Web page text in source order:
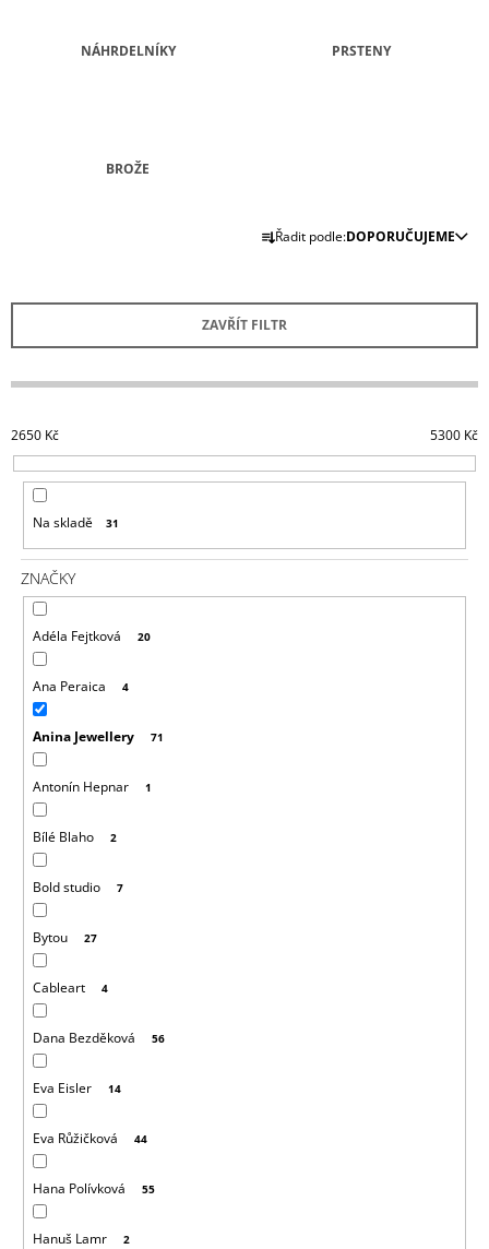
NÁHRDELNÍKY PRSTENY
BROŽE
Ř
E
N
P
O
D
K
T
Ů
Řadit podle:DOPORUČUJEME
ZAVŘÍT FILTR
2650 Kč 5300 Kč
Na skladě 31
ZNAČKY
Adéla Fejtková 20
Ana Peraica 4
Anina Jewellery 71
Antonín Hepnar 1
Bílé Blaho 2
Bold studio 7
Bytou 27
Cableart 4
Dana Bezděková 56
Eva Eisler 14
Eva Růžičková 44
Hana Polívková 55
Hanuš Lamr 2
D
P
R
U
Č
U
M
E